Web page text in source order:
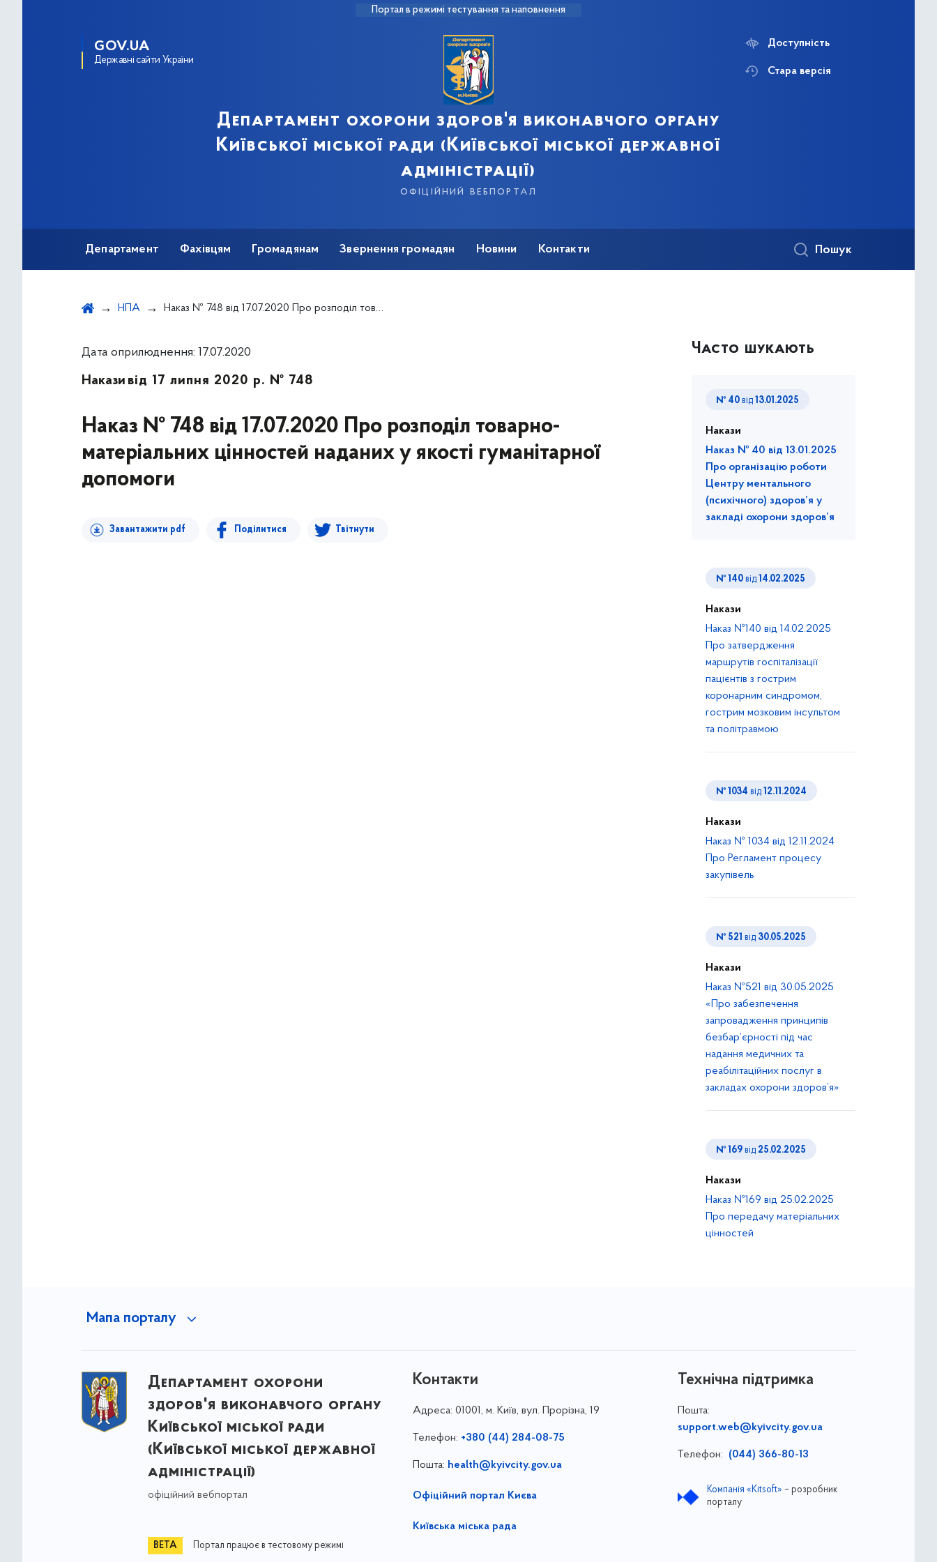
Портал в режимі тестування та наповнення
GOV.UA
Державні сайти України
Департамент охорони здоров'я виконавчого органу
Київської міської ради (Київської міської державної
адміністрації)
офіційний вебпортал
Доступність
Стара версія
Департамент Фахівцям Громадянам Звернення громадян Новини Контакти Пошук
НПА Наказ № 748 від 17.07.2020 Про розподіл товарно-матеріальних цінностей наданих у якості гуманітарної допомоги
Дата оприлюднення: 17.07.2020
Накази від 17 липня 2020 р. № 748
Наказ № 748 від 17.07.2020 Про розподіл товарно-
матеріальних цінностей наданих у якості гуманітарної
допомоги
Завантажити pdf Поділитися Твітнути
Часто шукають
№ 40 від 13.01.2025
Накази
Наказ № 40 від 13.01.2025
Про організацію роботи
Центру ментального
(психічного) здоров’я у
закладі охорони здоров’я
№ 140 від 14.02.2025
Накази
Наказ №140 від 14.02.2025
Про затвердження
маршрутів госпіталізації
пацієнтів з гострим
коронарним синдромом,
гострим мозковим інсультом
та політравмою
№ 1034 від 12.11.2024
Накази
Наказ № 1034 від 12.11.2024
Про Регламент процесу
закупівель
№ 521 від 30.05.2025
Накази
Наказ №521 від 30.05.2025
«Про забезпечення
запровадження принципів
безбар’єрності під час
надання медичних та
реабілітаційних послуг в
закладах охорони здоров’я»
№ 169 від 25.02.2025
Накази
Наказ №169 від 25.02.2025
Про передачу матеріальних
цінностей
Мапа порталу
Департамент охорони
здоров'я виконавчого органу
Київської міської ради
(Київської міської державної
адміністрації)
офіційний вебпортал
Портал працює в тестовому режимі
Контакти
Адреса: 01001, м. Київ, вул. Прорізна, 19
Телефон: +380 (44) 284-08-75
Пошта: health@kyivcity.gov.ua
Офіційний портал Києва
Київська міська рада
Технічна підтримка
Пошта:
support.web@kyivcity.gov.ua
Телефон: (044) 366-80-13
Компанія «Kitsoft» – розробник
порталу